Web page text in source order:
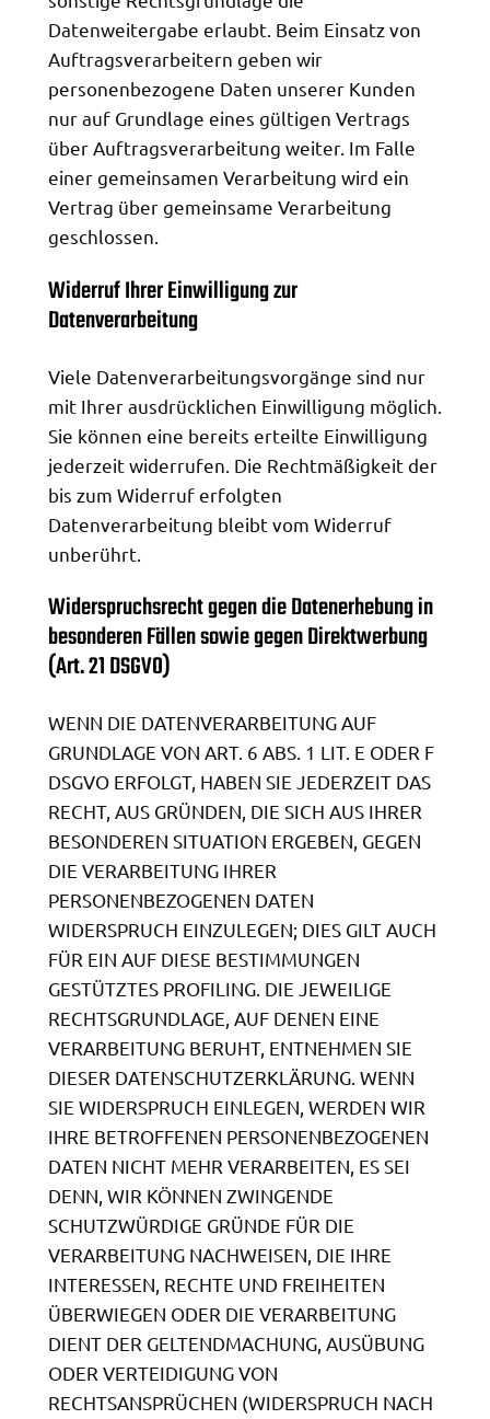
Datenweitergabe erlaubt. Beim Einsatz von
Auftragsverarbeitern geben wir
personenbezogene Daten unserer Kunden
nur auf Grundlage eines gültigen Vertrags
über Auftragsverarbeitung weiter. Im Falle
einer gemeinsamen Verarbeitung wird ein
Vertrag über gemeinsame Verarbeitung
geschlossen.
Widerruf Ihrer Einwilligung zur
Datenverarbeitung
Viele Datenverarbeitungsvorgänge sind nur
mit Ihrer ausdrücklichen Einwilligung möglich.
Sie können eine bereits erteilte Einwilligung
jederzeit widerrufen. Die Rechtmäßigkeit der
bis zum Widerruf erfolgten
Datenverarbeitung bleibt vom Widerruf
unberührt.
Widerspruchsrecht gegen die Datenerhebung in
besonderen Fällen sowie gegen Direktwerbung
(Art. 21 DSGVO)
WENN DIE DATENVERARBEITUNG AUF
GRUNDLAGE VON ART. 6 ABS. 1 LIT. E ODER F
DSGVO ERFOLGT, HABEN SIE JEDERZEIT DAS
RECHT, AUS GRÜNDEN, DIE SICH AUS IHRER
BESONDEREN SITUATION ERGEBEN, GEGEN
DIE VERARBEITUNG IHRER
PERSONENBEZOGENEN DATEN
WIDERSPRUCH EINZULEGEN; DIES GILT AUCH
FÜR EIN AUF DIESE BESTIMMUNGEN
GESTÜTZTES PROFILING. DIE JEWEILIGE
RECHTSGRUNDLAGE, AUF DENEN EINE
VERARBEITUNG BERUHT, ENTNEHMEN SIE
DIESER DATENSCHUTZERKLÄRUNG. WENN
SIE WIDERSPRUCH EINLEGEN, WERDEN WIR
IHRE BETROFFENEN PERSONENBEZOGENEN
DATEN NICHT MEHR VERARBEITEN, ES SEI
DENN, WIR KÖNNEN ZWINGENDE
SCHUTZWÜRDIGE GRÜNDE FÜR DIE
VERARBEITUNG NACHWEISEN, DIE IHRE
INTERESSEN, RECHTE UND FREIHEITEN
ÜBERWIEGEN ODER DIE VERARBEITUNG
DIENT DER GELTENDMACHUNG, AUSÜBUNG
ODER VERTEIDIGUNG VON
RECHTSANSPRÜCHEN (WIDERSPRUCH NACH